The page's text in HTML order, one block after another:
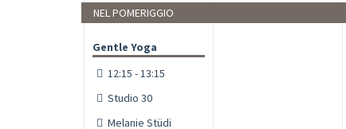
NEL POMERIGGIO
Gentle Yoga
12:15 - 13:15
Studio 30
Melanie Stüdi